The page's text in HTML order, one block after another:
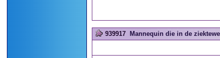
939917 Mannequin die in de